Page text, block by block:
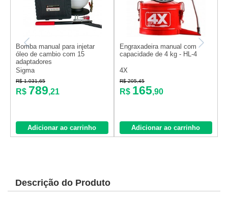
Bomba manual para injetar
óleo de cambio com 15
adaptadores
Sigma
R$ 1.031,65
R$ 789,21
Adicionar ao carrinho
Engraxadeira manual com
capacidade de 4 kg - HL-4
4X
R$ 205,45
R$ 165,90
Adicionar ao carrinho
Descrição do Produto